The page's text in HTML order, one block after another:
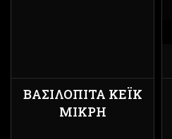
ΒΑΣΙΛΌΠΙΤΑ ΚΈΙΚ
ΜΙΚΡΉ